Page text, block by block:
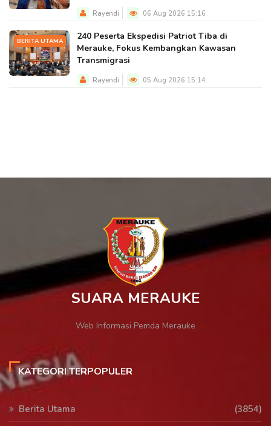
Rayendi 06 Aug 2026 15:16
BERITA UTAMA
240 Peserta Ekspedisi Patriot Tiba di
Merauke, Fokus Kembangkan Kawasan
Transmigrasi
Rayendi 05 Aug 2026 15:14
SUARA MERAUKE
Web Informasi Pemda Merauke
KATEGORI TERPOPULER
Berita Utama
(3854)